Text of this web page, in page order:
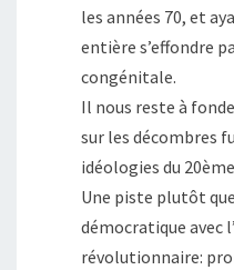
les années 70, et
entière s’effondre
congénitale.
Il nous reste à
sur les décombres
idéologies du
Une piste plutôt
démocratique avec
révolutionnaire: